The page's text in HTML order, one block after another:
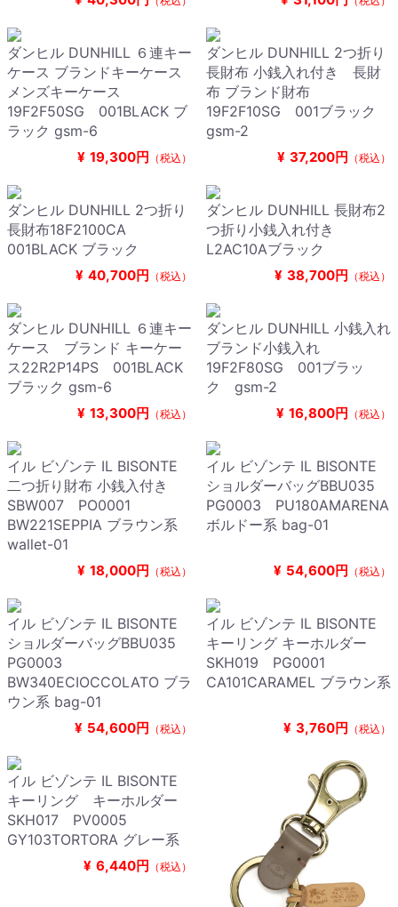
ダンヒル DUNHILL ６連キー
ケース ブランドキーケース
メンズキーケース
19F2F50SG 001BLACK ブ
ラック gsm-6
¥ 19,300円 （税込）
ダンヒル DUNHILL 2つ折り
長財布 小銭入れ付き 長財
布 ブランド財布
19F2F10SG 001ブラック
gsm-2
¥ 37,200円 （税込）
ダンヒル DUNHILL 2つ折り
長財布18F2100CA
001BLACK ブラック
¥ 40,700円 （税込）
ダンヒル DUNHILL 長財布2
つ折り小銭入れ付き
L2AC10Aブラック
¥ 38,700円 （税込）
ダンヒル DUNHILL ６連キー
ケース ブランド キーケー
ス22R2P14PS 001BLACK
ブラック gsm-6
¥ 13,300円 （税込）
ダンヒル DUNHILL 小銭入れ
ブランド小銭入れ
19F2F80SG 001ブラッ
ク gsm-2
¥ 16,800円 （税込）
イル ビゾンテ IL BISONTE
二つ折り財布 小銭入付き
SBW007 PO0001
BW221SEPPIA ブラウン系
wallet-01
¥ 18,000円 （税込）
イル ビゾンテ IL BISONTE
ショルダーバッグBBU035
PG0003 PU180AMARENA
ボルドー系 bag-01
¥ 54,600円 （税込）
イル ビゾンテ IL BISONTE
ショルダーバッグBBU035
PG0003
BW340ECIOCCOLATO ブラ
ウン系 bag-01
¥ 54,600円 （税込）
イル ビゾンテ IL BISONTE
キーリング キーホルダー
SKH019 PG0001
CA101CARAMEL ブラウン系
¥ 3,760円 （税込）
イル ビゾンテ IL BISONTE
キーリング キーホルダー
SKH017 PV0005
GY103TORTORA グレー系
¥ 6,440円 （税込）